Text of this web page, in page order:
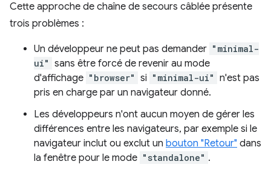
Cette approche de chaîne de secours câblée présente
trois problèmes :
Un développeur ne peut pas demander "minimal-
ui" sans être forcé de revenir au mode
d'affichage "browser" si "minimal-ui" n'est pas
pris en charge par un navigateur donné.
Les développeurs n'ont aucun moyen de gérer les
différences entre les navigateurs, par exemple si le
navigateur inclut ou exclut un bouton "Retour" dans
la fenêtre pour le mode "standalone" .